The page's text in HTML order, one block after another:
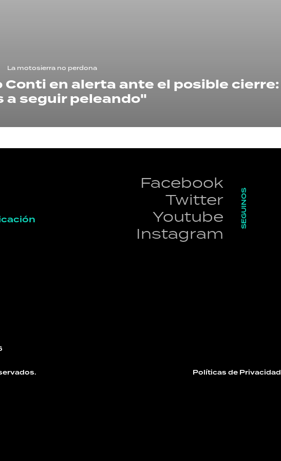
La motosierra no perdona
en alerta ante el posible cierre:
a seguir peleando"
Facebook
Twitter
Youtube
Instagram
SEGUINOS
Políticas de Privacidad